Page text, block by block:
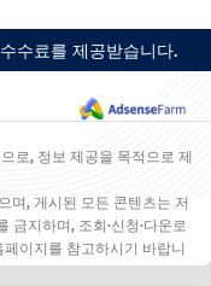
수료를 제공받습니다.
로, 정보 제공을 목적으로 제
며, 게시된 모든 콘텐츠는 저
금지하며, 조회·신청·다운로
이지를 참고하시기 바랍니